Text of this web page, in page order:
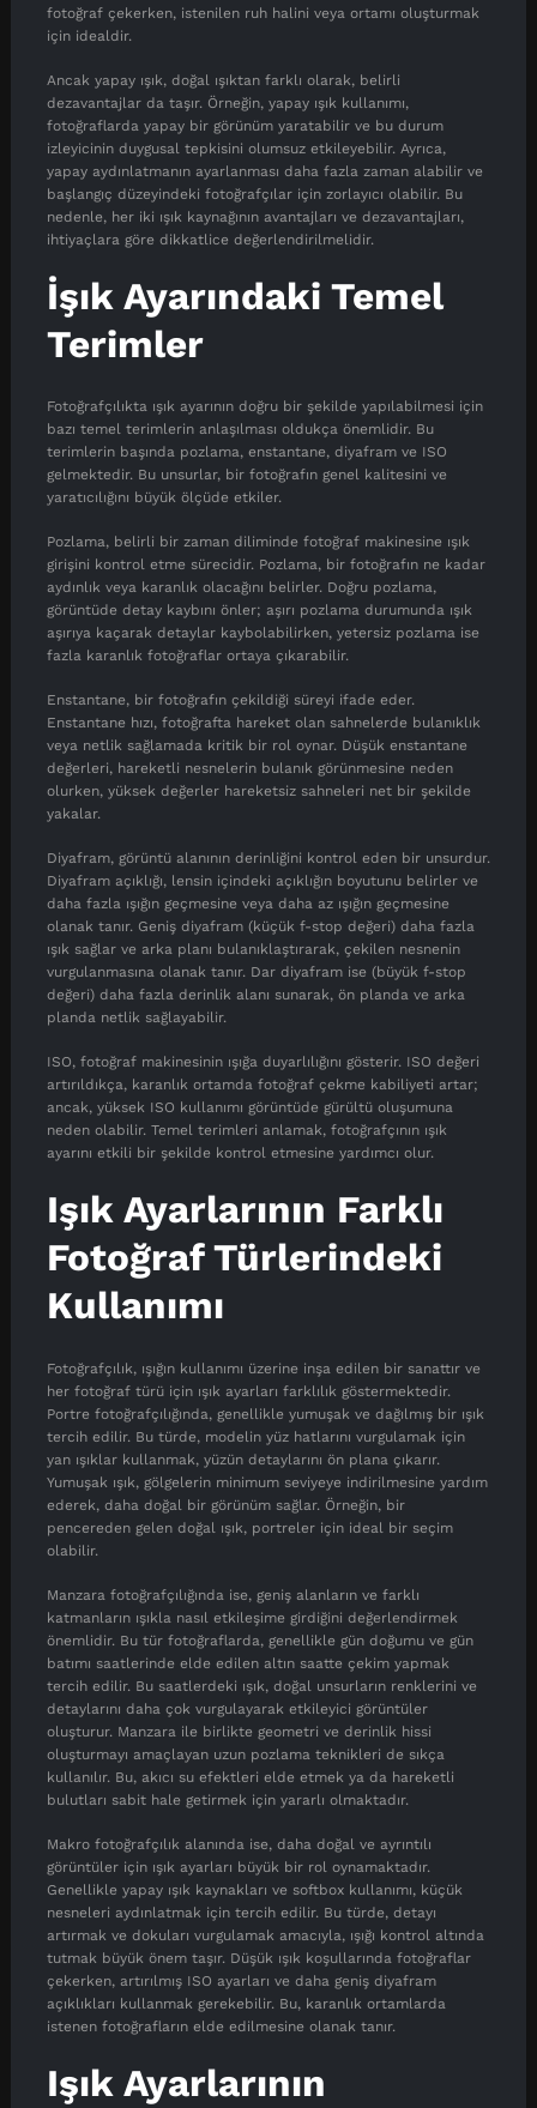
fotoğraf çekerken, istenilen ruh halini veya ortamı oluşturmak
için idealdir.
Ancak yapay ışık, doğal ışıktan farklı olarak, belirli
dezavantajlar da taşır. Örneğin, yapay ışık kullanımı,
fotoğraflarda yapay bir görünüm yaratabilir ve bu durum
izleyicinin duygusal tepkisini olumsuz etkileyebilir. Ayrıca,
yapay aydınlatmanın ayarlanması daha fazla zaman alabilir ve
başlangıç düzeyindeki fotoğrafçılar için zorlayıcı olabilir. Bu
nedenle, her iki ışık kaynağının avantajları ve dezavantajları,
ihtiyaçlara göre dikkatlice değerlendirilmelidir.
İşık Ayarındaki Temel
Terimler
Fotoğrafçılıkta ışık ayarının doğru bir şekilde yapılabilmesi için
bazı temel terimlerin anlaşılması oldukça önemlidir. Bu
terimlerin başında pozlama, enstantane, diyafram ve ISO
gelmektedir. Bu unsurlar, bir fotoğrafın genel kalitesini ve
yaratıcılığını büyük ölçüde etkiler.
Pozlama, belirli bir zaman diliminde fotoğraf makinesine ışık
girişini kontrol etme sürecidir. Pozlama, bir fotoğrafın ne kadar
aydınlık veya karanlık olacağını belirler. Doğru pozlama,
görüntüde detay kaybını önler; aşırı pozlama durumunda ışık
aşırıya kaçarak detaylar kaybolabilirken, yetersiz pozlama ise
fazla karanlık fotoğraflar ortaya çıkarabilir.
Enstantane, bir fotoğrafın çekildiği süreyi ifade eder.
Enstantane hızı, fotoğrafta hareket olan sahnelerde bulanıklık
veya netlik sağlamada kritik bir rol oynar. Düşük enstantane
değerleri, hareketli nesnelerin bulanık görünmesine neden
olurken, yüksek değerler hareketsiz sahneleri net bir şekilde
yakalar.
Diyafram, görüntü alanının derinliğini kontrol eden bir unsurdur.
Diyafram açıklığı, lensin içindeki açıklığın boyutunu belirler ve
daha fazla ışığın geçmesine veya daha az ışığın geçmesine
olanak tanır. Geniş diyafram (küçük f-stop değeri) daha fazla
ışık sağlar ve arka planı bulanıklaştırarak, çekilen nesnenin
vurgulanmasına olanak tanır. Dar diyafram ise (büyük f-stop
değeri) daha fazla derinlik alanı sunarak, ön planda ve arka
planda netlik sağlayabilir.
ISO, fotoğraf makinesinin ışığa duyarlılığını gösterir. ISO değeri
artırıldıkça, karanlık ortamda fotoğraf çekme kabiliyeti artar;
ancak, yüksek ISO kullanımı görüntüde gürültü oluşumuna
neden olabilir. Temel terimleri anlamak, fotoğrafçının ışık
ayarını etkili bir şekilde kontrol etmesine yardımcı olur.
Işık Ayarlarının Farklı
Fotoğraf Türlerindeki
Kullanımı
Fotoğrafçılık, ışığın kullanımı üzerine inşa edilen bir sanattır ve
her fotoğraf türü için ışık ayarları farklılık göstermektedir.
Portre fotoğrafçılığında, genellikle yumuşak ve dağılmış bir ışık
tercih edilir. Bu türde, modelin yüz hatlarını vurgulamak için
yan ışıklar kullanmak, yüzün detaylarını ön plana çıkarır.
Yumuşak ışık, gölgelerin minimum seviyeye indirilmesine yardım
ederek, daha doğal bir görünüm sağlar. Örneğin, bir
pencereden gelen doğal ışık, portreler için ideal bir seçim
olabilir.
Manzara fotoğrafçılığında ise, geniş alanların ve farklı
katmanların ışıkla nasıl etkileşime girdiğini değerlendirmek
önemlidir. Bu tür fotoğraflarda, genellikle gün doğumu ve gün
batımı saatlerinde elde edilen altın saatte çekim yapmak
tercih edilir. Bu saatlerdeki ışık, doğal unsurların renklerini ve
detaylarını daha çok vurgulayarak etkileyici görüntüler
oluşturur. Manzara ile birlikte geometri ve derinlik hissi
oluşturmayı amaçlayan uzun pozlama teknikleri de sıkça
kullanılır. Bu, akıcı su efektleri elde etmek ya da hareketli
bulutları sabit hale getirmek için yararlı olmaktadır.
Makro fotoğrafçılık alanında ise, daha doğal ve ayrıntılı
görüntüler için ışık ayarları büyük bir rol oynamaktadır.
Genellikle yapay ışık kaynakları ve softbox kullanımı, küçük
nesneleri aydınlatmak için tercih edilir. Bu türde, detayı
artırmak ve dokuları vurgulamak amacıyla, ışığı kontrol altında
tutmak büyük önem taşır. Düşük ışık koşullarında fotoğraflar
çekerken, artırılmış ISO ayarları ve daha geniş diyafram
açıklıkları kullanmak gerekebilir. Bu, karanlık ortamlarda
istenen fotoğrafların elde edilmesine olanak tanır.
Işık Ayarlarının